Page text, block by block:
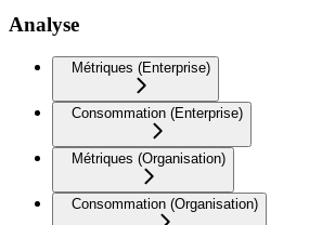
Analyse
Métriques (Enterprise)
Consommation (Enterprise)
Métriques (Organisation)
Consommation (Organisation)